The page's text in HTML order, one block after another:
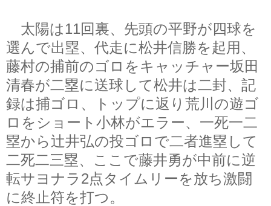
太陽は11回裏、先頭の平野が四球を
選んで出塁、代走に松井信勝を起用、
藤村の捕前のゴロをキャッチャー坂田
清春が二塁に送球して松井は二封、記
録は捕ゴロ、トップに返り荒川の遊ゴ
ロをショート小林がエラー、一死一二
塁から辻井弘の投ゴロで二者進塁して
二死二三塁、ここで藤井勇が中前に逆
転サヨナラ2点タイムリーを放ち激闘
に終止符を打つ。